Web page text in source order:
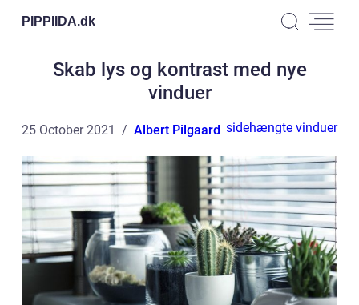
PIPPIIDA.dk
Skab lys og kontrast med nye
vinduer
25 October 2021 Albert Pilgaard sidehængte vinduer